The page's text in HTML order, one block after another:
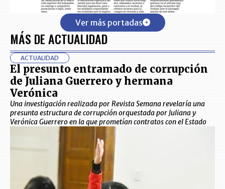
Ver más portadas
MÁS DE ACTUALIDAD
ACTUALIDAD
El presunto entramado de corrupción
de Juliana Guerrero y hermana
Verónica
Una investigación realizada por Revista Semana revelaría una
presunta estructura de corrupción orquestada por Juliana y
Verónica Guerrero en la que prometían contratos con el Estado